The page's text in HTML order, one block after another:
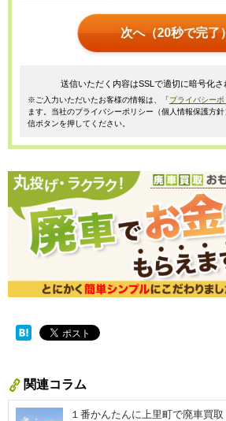
次へ（20秒で完了
送信いただく内容はSSLで適切に暗号化さ
※ご入力いただいたお客様の情報は、「プライバシーポ
ます。当社のプライバシーポリシー（個人情報保護方
信ボタンを押してください。
関連コラム
１番かんたんに上里町で廃車買